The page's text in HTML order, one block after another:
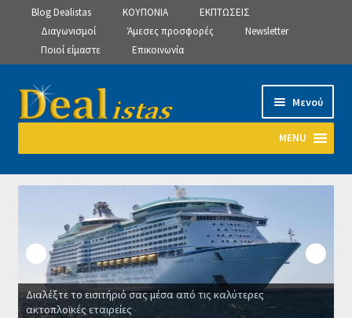
Blog Dealistas ΚΟΥΠΟΝΙΑ
ΕΚΠΤΩΣΕΙΣ
Διαγωνισμοί
Άμεσες προσφορές
Newsletter
Ποιοί είμαστε
Επικοινωνία
Απευθείας
μετάβαση
πλοήγηση
Μετάβαση
σε
Μενού
MENU
Αρχική
Manage Subscriptions
Manage Subscriptions
Manage Subscriptions
Διαλέξτε το εισιτήριό σας μέσα από τις καλύτερες
ακτοπλοϊκές εταιρείες